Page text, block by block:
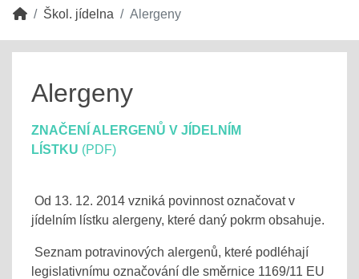
Škol. jídelna Alergeny
Alergeny
ZNAČENÍ ALERGENŮ V JÍDELNÍM
LÍSTKU (PDF)
Od 13. 12. 2014 vzniká povinnost označovat v
jídelním lístku alergeny, které daný pokrm obsahuje.
Seznam potravinových alergenů, které podléhají
legislativnímu označování dle směrnice 1169/11 EU